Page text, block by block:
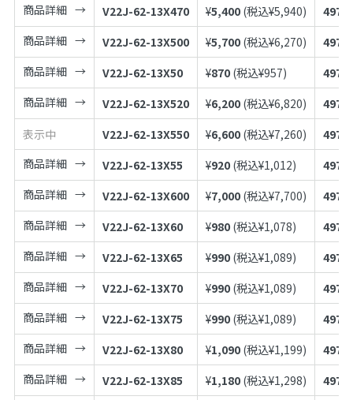
商品詳細
V22J-62-13X470 ¥5,400 (税込¥5,940)
商品詳細
V22J-62-13X500 ¥5,700 (税込¥6,270)
商品詳細
V22J-62-13X50 ¥870 (税込¥957)
商品詳細
V22J-62-13X520 ¥6,200 (税込¥6,820)
表示中
V22J-62-13X550 ¥6,600 (税込¥7,260)
商品詳細
V22J-62-13X55 ¥920 (税込¥1,012)
商品詳細
V22J-62-13X600 ¥7,000 (税込¥7,700)
商品詳細
V22J-62-13X60 ¥980 (税込¥1,078)
商品詳細
V22J-62-13X65 ¥990 (税込¥1,089)
商品詳細
V22J-62-13X70 ¥990 (税込¥1,089)
商品詳細
V22J-62-13X75 ¥990 (税込¥1,089)
商品詳細
V22J-62-13X80 ¥1,090 (税込¥1,199)
商品詳細
V22J-62-13X85 ¥1,180 (税込¥1,298)